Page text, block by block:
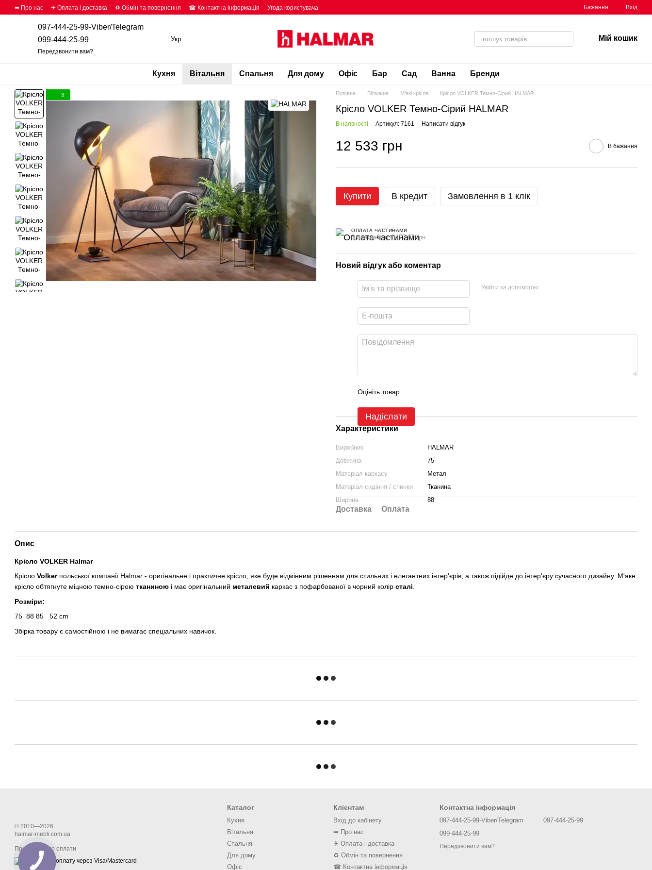
Перейти до основного контенту
➡ Про нас ✈ Оплата і доставка ♻ Обмін та повернення ☎ Контактна інформація Угода користувача Бажання Вхід
097-444-25-99-Viber/Telegram
099-444-25-99
Передзвонити вам?
Укр Мій кошик
Кухня Вітальня Спальня Для дому Офіс Бар Сад Ванна Бренди
3 Головна Вітальня М'які крісла Крісло VOLKER Темно-Сірий HALMAR
Крісло VOLKER Темно-Сірий HALMAR
В наявності Артикул: 7161 Написати відгук
12 533 грн В бажання
Купити В кредит Замовлення в 1 клік
ОПЛАТА ЧАСТИНАМИ
3 платежі по 4 177.67 грн
Новий відгук або коментар
Увійти за допомогою
Оцініть товар
Надіслати
Характеристики
Виробник
HALMAR
Довжина
75
Матеріал каркасу
Метал
Матеріал сидіння / спинки
Тканина
Ширина
88
Доставка Оплата
Опис
Крісло VOLKER Halmar
Крісло Volkerпольської компанії Halmar - оригінальне і практичне крісло, яке буде відмінним рішенням для стильних і елегантних інтер'єрів, а також підійде до інтер'єру сучасного дизайну. М'яке
крісло обтягнуте міцною темно-сірою тканиною і має оригінальний металевий каркас з пофарбованої в чорний колір сталі.
Розміри:
75 88 85
52 cm
Збірка товару є самостійною і не вимагає спеціальних навичок.
© 2010—2026
halmar-mebli.com.ua
Приймаємо до оплати
Каталог
Кухня
Вітальня
Спальня
Для дому
Офіс
Клієнтам
Вхід до кабінету
➡ Про нас
✈ Оплата і доставка
♻ Обмін та повернення
☎ Контактна інформація
Контактна інформація
097-444-25-99-Viber/Telegram
099-444-25-99
Передзвонити вам?
097-444-25-99